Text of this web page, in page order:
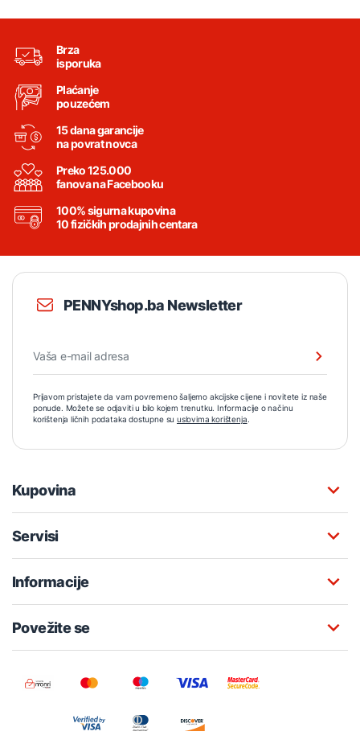
Brza
isporuka
Plaćanje
pouzećem
15 dana garancije
na povrat novca
Preko 125.000
fanova na Facebooku
100% sigurna kupovina
10 fizičkih prodajnih centara
PENNYshop.ba Newsletter
Prijavom pristajete da vam povremeno šaljemo akcijske cijene i novitete iz naše
ponude. Možete se odjaviti u bilo kojem trenutku. Informacije o načinu
korištenja ličnih podataka dostupne su uslovima korištenja.
Kupovina
Servisi
Informacije
Povežite se